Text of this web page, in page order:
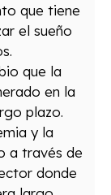
que tiene
el sueño
que la
en la
plazo.
y la
a través de
donde